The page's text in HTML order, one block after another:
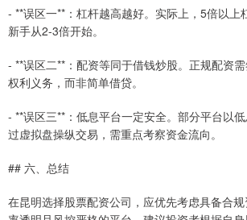
- **误区一**：杠杆越高越好。实际上，5倍以上
新手从2-3倍开始。
- **误区二**：配资等同于借钱炒股。正规配资
权利义务，而非简单借贷。
- **误区三**：低息平台一定安全。部分平台以
过虚拟盘操纵交易，需重点考察资金流向。
## 六、总结
在昆明选择股票配资公司，应优先考虑具备合